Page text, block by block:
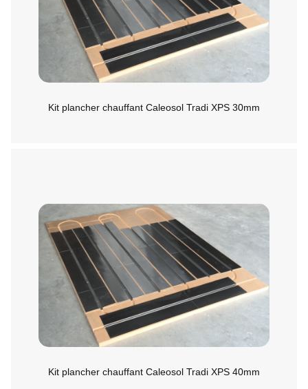
Kit plancher chauffant Caleosol Tradi XPS 30mm
Kit plancher chauffant Caleosol Tradi XPS 40mm